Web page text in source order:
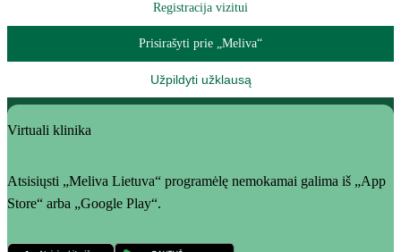
Registracija vizitui
Prisirašyti prie „Meliva“
Užpildyti užklausą
Virtuali klinika
Atsisiųsti „Meliva Lietuva“ programėlę nemokamai galima iš „App
Store“ arba „Google Play“.